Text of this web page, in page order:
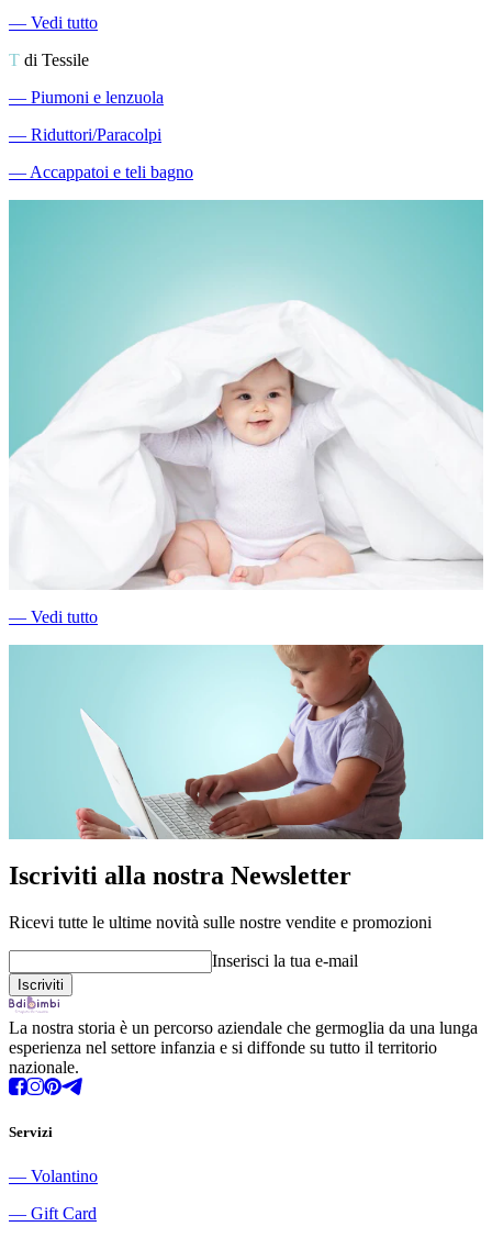
― Vedi tutto
T di Tessile
― Piumoni e lenzuola
― Riduttori/Paracolpi
―Accappatoi e teli bagno
― Vedi tutto
Iscriviti alla nostra Newsletter
Ricevi tutte le ultime novità sulle nostre vendite e promozioni
Inserisci la tua e-mail
La nostra storia è un percorso aziendale che germoglia da una lunga
esperienza nel settore infanzia e si diffonde su tutto il territorio
nazionale.
Servizi
― Volantino
― Gift Card